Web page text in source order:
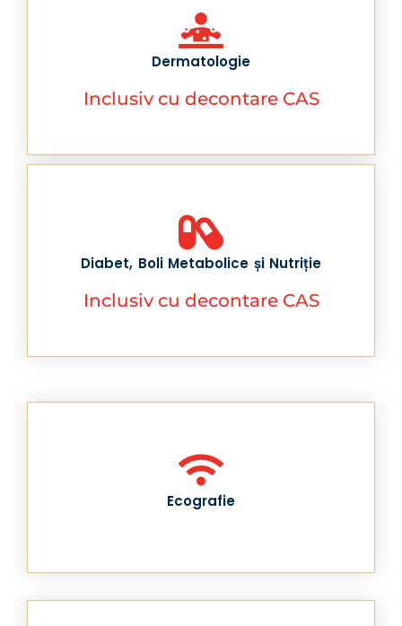
Dermatologie
Inclusiv cu decontare CAS
Diabet, Boli Metabolice și Nutriție
Inclusiv cu decontare CAS
Ecografie